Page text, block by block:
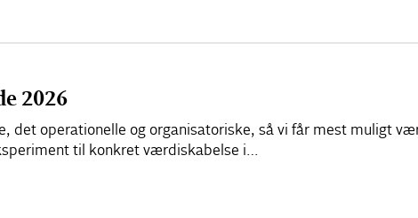
2026
det operationelle og organisatoriske, så vi får mest muligt
til konkret værdiskabelse i…